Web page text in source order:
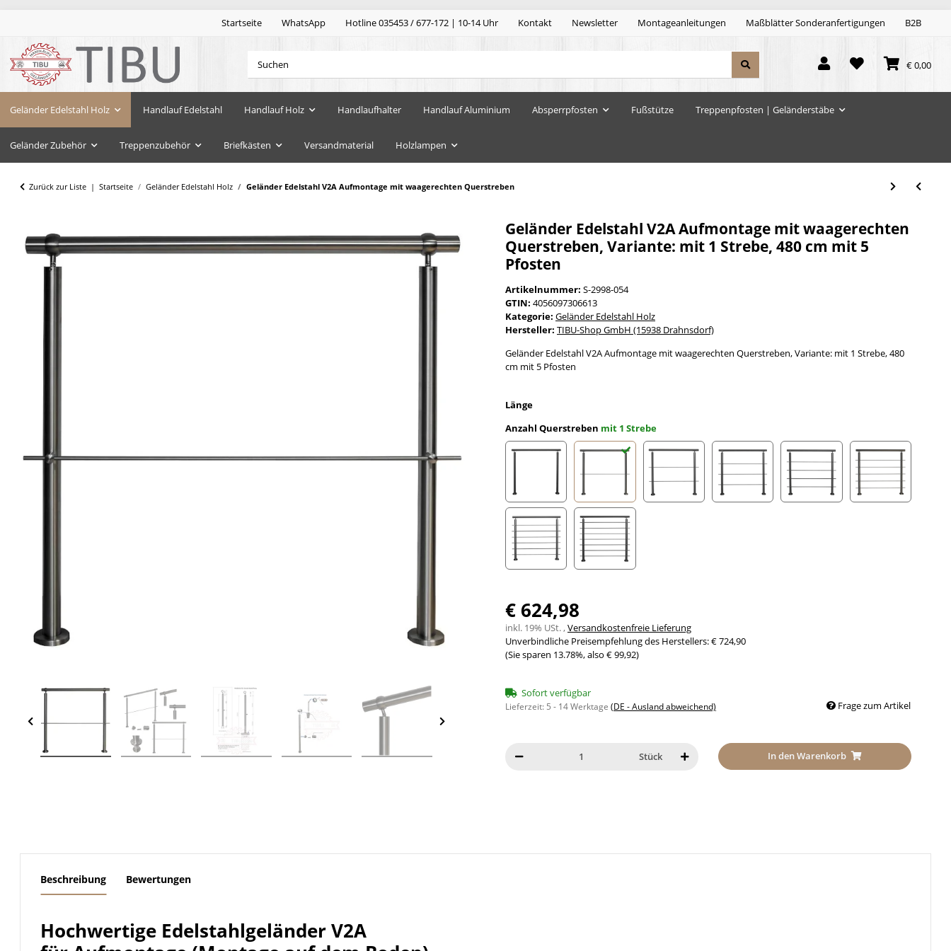
Startseite WhatsApp Hotline 035453 / 677-172 | 10-14 Uhr Kontakt Newsletter Montageanleitungen Maßblätter Sonderanfertigungen B2B
€ 0,00
Geländer Edelstahl Holz Handlauf Edelstahl Handlauf Holz Handlaufhalter Handlauf Aluminium Absperrpfosten Fußstütze Treppenpfosten | Geländerstäbe
Geländer Zubehör Treppenzubehör Briefkästen Versandmaterial Holzlampen
Zurück zur Liste Startseite Geländer Edelstahl Holz Geländer Edelstahl V2A Aufmontage mit waagerechten Querstreben
Geländer Edelstahl V2A Aufmontage mit waagerechten
Querstreben, Variante: mit 1 Strebe, 480 cm mit 5
Pfosten
Artikelnummer: S-2998-054
GTIN: 4056097306613
Kategorie: Geländer Edelstahl Holz
Hersteller: TIBU-Shop GmbH (15938 Drahnsdorf)
Geländer Edelstahl V2A Aufmontage mit waagerechten Querstreben, Variante: mit 1 Strebe, 480
cm mit 5 Pfosten
Länge
Anzahl Querstreben mit 1 Strebe
ohne Streben mit 1 Strebe
€ 624,98
inkl. 19% USt. ,Versandkostenfreie Lieferung
Unverbindliche Preisempfehlung des Herstellers:€ 724,90
(Sie sparen 13.78%, also € 99,92)
Sofort verfügbar
Lieferzeit: 5 - 14 Werktage (DE - Ausland abweichend) Frage zum Artikel
Stück In den Warenkorb
Beschreibung Bewertungen
Hochwertige Edelstahlgeländer V2A